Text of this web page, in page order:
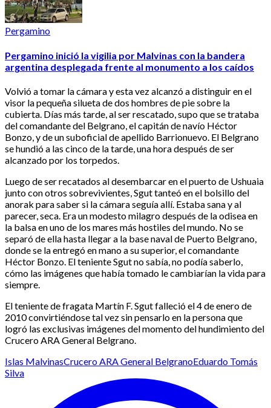
Pergamino
Pergamino inició la vigilia por Malvinas con la bandera
argentina desplegada frente al monumento a los caídos
Volvió a tomar la cámara y esta vez alcanzó a distinguir en el
visor la pequeña silueta de dos hombres de pie sobre la
cubierta. Días más tarde, al ser rescatado, supo que se trataba
del comandante del Belgrano, el capitán de navío Héctor
Bonzo, y de un suboficial de apellido Barrionuevo. El Belgrano
se hundió a las cinco de la tarde, una hora después de ser
alcanzado por los torpedos.
Luego de ser recatados al desembarcar en el puerto de Ushuaia
junto con otros sobrevivientes, Sgut tanteó en el bolsillo del
anorak para saber si la cámara seguía allí. Estaba sana y al
parecer, seca. Era un modesto milagro después de la odisea en
la balsa en uno de los mares más hostiles del mundo. No se
separó de ella hasta llegar a la base naval de Puerto Belgrano,
donde se la entregó en mano a su superior, el comandante
Héctor Bonzo. El teniente Sgut no sabía, no podía saberlo,
cómo las imágenes que había tomado le cambiarían la vida para
siempre.
El teniente de fragata Martín F. Sgut falleció el 4 de enero de
2010 convirtiéndose tal vez sin pensarlo en la persona que
logró las exclusivas imágenes del momento del hundimiento del
Crucero ARA General Belgrano.
Islas MalvinasCrucero ARA General BelgranoEduardo Tomás
Silva